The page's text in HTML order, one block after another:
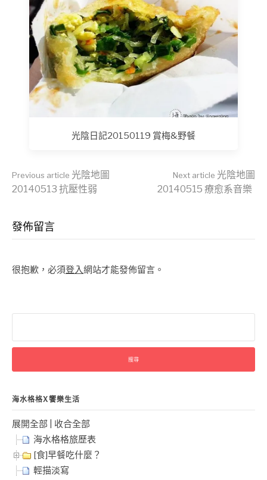
光陰日記20150119 賞梅&野餐
Continue
Reading
Previous article 光陰地圖
20140513 抗壓性弱
Next article 光陰地圖
20140515 療愈系音樂
發佈留言
很抱歉，必須登入網站才能發佈留言。
關
字:
海水格格X饗樂生活
展開全部
收合全部
海水格格旅歷表
[食]早餐吃什麼？
輕描淡寫